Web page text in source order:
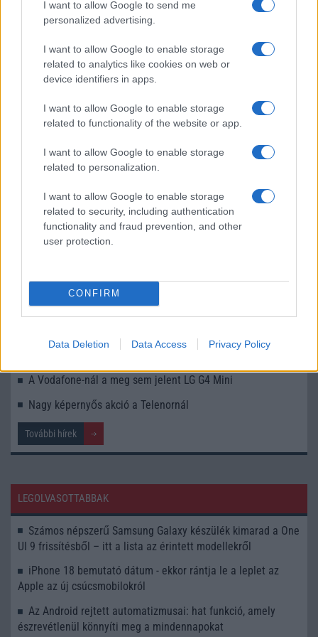
I want to allow Google to send me
personalized advertising.
I want to allow Google to enable storage
related to analytics like cookies on web or
device identifiers in apps.
I want to allow Google to enable storage
related to functionality of the website or app.
I want to allow Google to enable storage
related to personalization.
I want to allow Google to enable storage
related to security, including authentication
functionality and fraud prevention, and other
user protection.
CONFIRM
Data Deletion Data Access Privacy Policy
2017.06.07| Vodafone
Már a Vodafone-nál is elérhető a prepaid SIM kártyák
online adategyeztetése
Gyors és soron kívüli mobiljavítás a
Telmesternél
2011.02.17
Gond van a mobiloddal és nagyon gyorsan kellene
megjavítani? A Telmester a Telefonguru háttér szervize!
KAPCSOLÓDÓ HÍREK
A Vodafone-nál a meg sem jelent LG G4 Mini
Nagy képernyős akció a Telenornál
További hírek
LEGOLVASOTTABBAK
Számos népszerű Samsung Galaxy készülék kimarad a One
UI 9 frissítésből – itt a lista az érintett modellekről
iPhone 18 bemutató dátum - ekkor rántja le a leplet az
Apple az új csúcsmobilokról
Az Android rejtett automatizmusai: hat funkció, amely
észrevétlenül könnyíti meg a mindennapokat